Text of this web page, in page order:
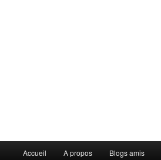
Accueil A propos Blogs amis